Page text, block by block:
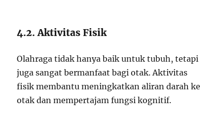
4.2. Aktivitas Fisik
Olahraga tidak hanya baik untuk tubuh, tetapi
juga sangat bermanfaat bagi otak. Aktivitas
fisik membantu meningkatkan aliran darah ke
otak dan mempertajam fungsi kognitif.